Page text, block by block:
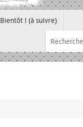
Bientôt ! (à suivre)